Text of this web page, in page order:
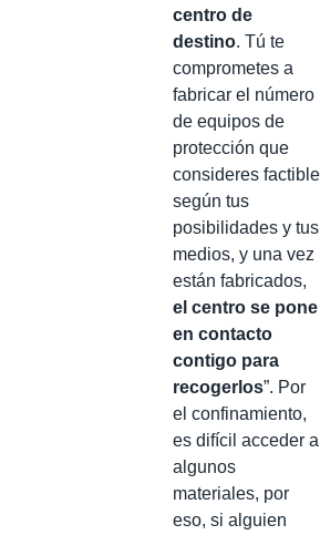
centro de
destino. Tú te
comprometes a
fabricar el número
de equipos de
protección que
consideres factible
según tus
posibilidades y tus
medios, y una vez
están fabricados,
el centro se pone
en contacto
contigo para
recogerlos”. Por
el confinamiento,
es difícil acceder a
algunos
materiales, por
eso, si alguien